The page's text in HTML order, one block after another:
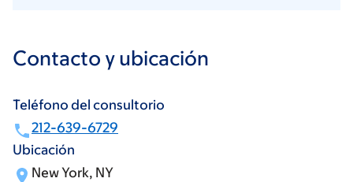
Contacto y ubicación
Teléfono del consultorio
212-639-6729
Ubicación
New York, NY